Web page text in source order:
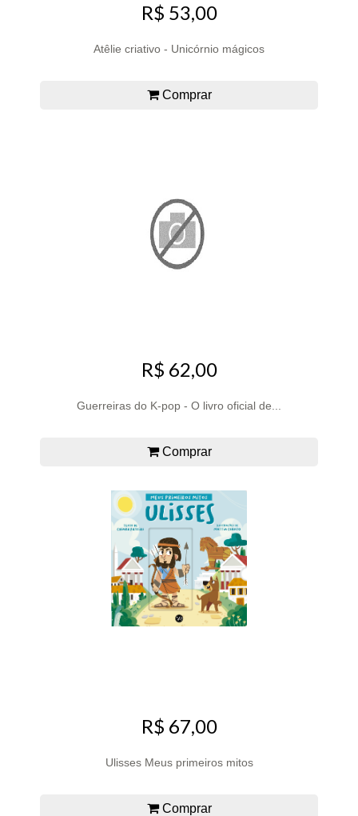
R$ 53,00
Atêlie criativo - Unicórnio mágicos
Comprar
R$ 62,00
Guerreiras do K-pop - O livro oficial de...
Comprar
R$ 67,00
Ulisses Meus primeiros mitos
Comprar